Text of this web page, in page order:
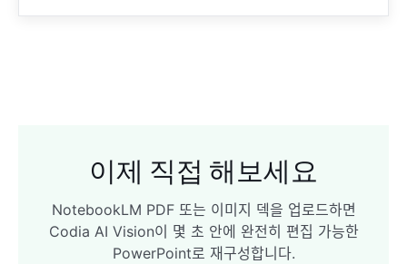
이제 직접 해보세요
NotebookLM PDF 또는 이미지 덱을 업로드하면
Codia AI Vision이 몇 초 안에 완전히 편집 가능한
PowerPoint로 재구성합니다.